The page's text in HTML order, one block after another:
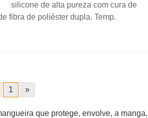
silicone de alta pureza com cura de
fibra de poliéster dupla. Temp.
1 »
que protege, envolve, a manga,